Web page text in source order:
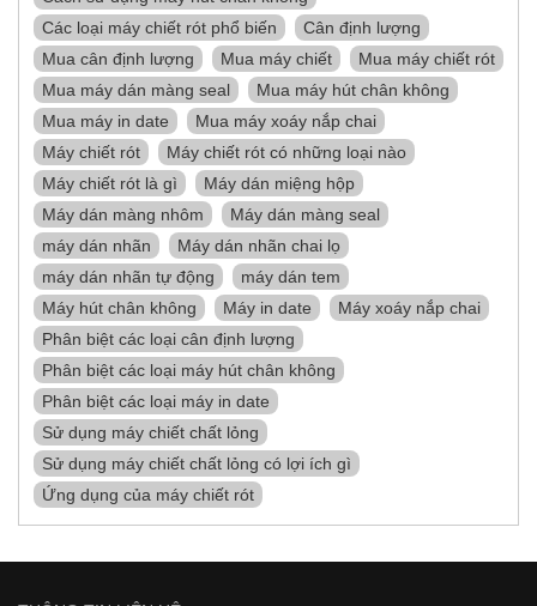
Các loại máy chiết rót phổ biến
Cân định lượng
Mua cân định lượng
Mua máy chiết
Mua máy chiết rót
Mua máy dán màng seal
Mua máy hút chân không
Mua máy in date
Mua máy xoáy nắp chai
Máy chiết rót
Máy chiết rót có những loại nào
Máy chiết rót là gì
Máy dán miệng hộp
Máy dán màng nhôm
Máy dán màng seal
máy dán nhãn
Máy dán nhãn chai lọ
máy dán nhãn tự động
máy dán tem
Máy hút chân không
Máy in date
Máy xoáy nắp chai
Phân biệt các loại cân định lượng
Phân biệt các loại máy hút chân không
Phân biệt các loại máy in date
Sử dụng máy chiết chất lỏng
Sử dụng máy chiết chất lỏng có lợi ích gì
Ứng dụng của máy chiết rót